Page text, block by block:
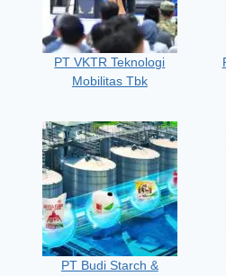
PT VKTR Teknologi
Mobilitas Tbk
PT Budi Starch &